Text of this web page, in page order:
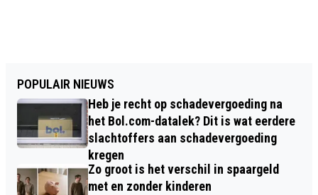
POPULAIR NIEUWS
Heb je recht op schadevergoeding na
het Bol.com-datalek? Dit is wat eerdere
slachtoffers aan schadevergoeding
kregen
Zo groot is het verschil in spaargeld
met en zonder kinderen